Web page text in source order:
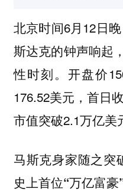
北京时间6月12日
斯达克的钟声响起
性时刻。开盘价
176.52美元，首日
市值突破2.1万亿美
马斯克身家随之突
史上首位“万亿富豪”